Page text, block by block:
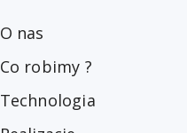
O nas
Co robimy ?
Technologia